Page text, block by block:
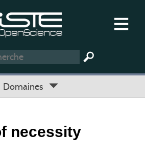
Domaines
necessity